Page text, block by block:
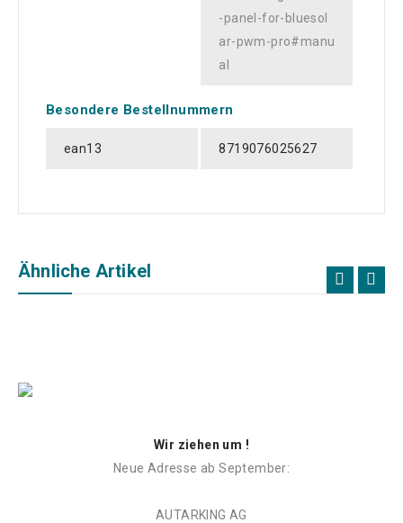
Wir ziehen um !
Neue Adresse ab September:
AUTARKING AG
-panel-for-bluesol
ar-pwm-pro#manu
al
Besondere Bestellnummern
ean13 8719076025627
Ähnliche Artikel